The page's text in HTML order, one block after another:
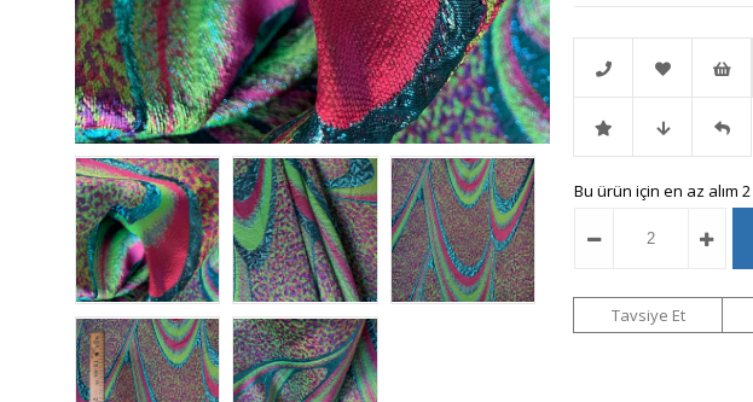
Telefonla
Sipariş
Favorilere
Ekle
İstek
Listeme
Ekle
İndirimli Fiyat
Düşünce
Haber
Gelince
Haber
Bu ürün için en az alım
Tavsiye Et